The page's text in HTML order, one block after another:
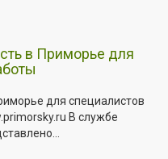
в Приморье для
для специалистов
В службе